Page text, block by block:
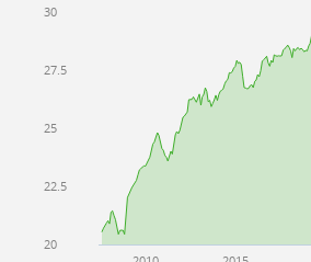
20
22.5
25
27.5
30